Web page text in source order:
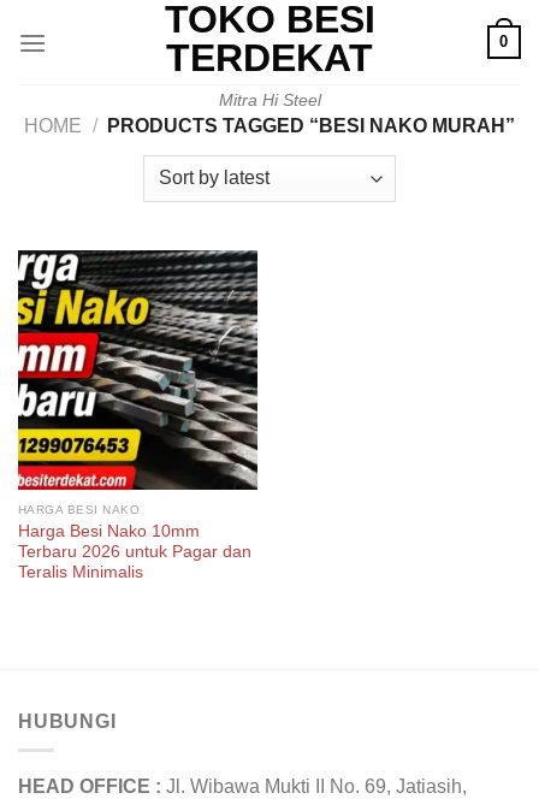
TOKO BESI
TERDEKAT
Mitra Hi Steel
0
HOME / PRODUCTS TAGGED “BESI NAKO MURAH”
HARGA BESI NAKO
Harga Besi Nako 10mm
Terbaru 2026 untuk Pagar dan
Teralis Minimalis
HUBUNGI
HEAD OFFICE : Jl. Wibawa Mukti II No. 69, Jatiasih,